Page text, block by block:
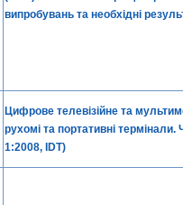
випробувань та необхідні
Цифрове телевізійне та
рухомі та портативні
1:2008, IDT)